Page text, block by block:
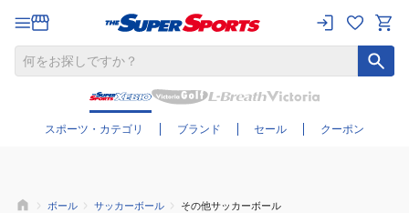
スポーツ・カテゴリ ブランド セール クーポン
さらに絞り込む
ボール サッカーボール その他サッカーボール